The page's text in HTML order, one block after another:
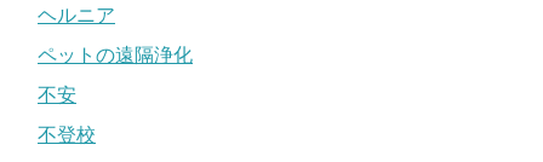
ヘルニア
ペットの遠隔浄化
不安
不登校